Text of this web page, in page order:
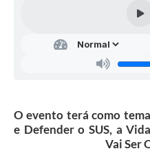
O evento terá como
e Defender o SUS, a
Vai Ser